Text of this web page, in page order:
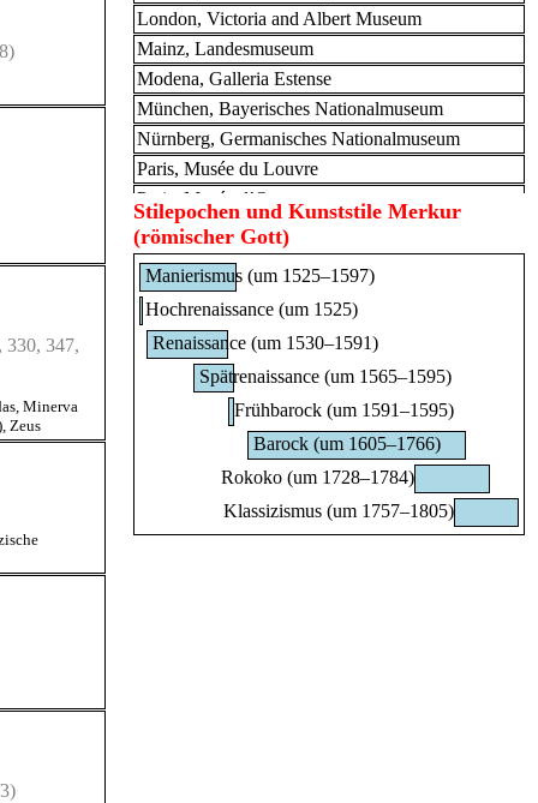
330, 347,
, Minerva
, Zeus
London, Victoria and Albert Museum
Mainz, Landesmuseum
Modena, Galleria Estense
München, Bayerisches Nationalmuseum
Nürnberg, Germanisches Nationalmuseum
Paris, Musée du Louvre
Paris, Musée d’Orsay
Prag, Nationalgalerie im Palais Schwarzenberg
Prag, Nationalgalerie im Palais Sternberg
Prag-Holešovice, Lapidarium
Regensburg, Ostdeutsche Galerie
Schleißheim, Staatsgalerie im Neuen Schloss
Schwäbisch Hall, Kunsthalle Würth, Ausstellung
"Leonhard Kern und Europa" vom 29.03. -
Stuttgart, Landesmuseum Württemberg
Verona, Museo di Castelvecchio
Wien, Kunsthistorisches Museum
Wien, Museum Oberes Belvedere
Stilepochen und Kunststile Merkur
(römischer Gott)
Manierismus (um 1525–1597)
Hochrenaissance (um 1525)
Renaissance (um 1530–1591)
Spätrenaissance (um 1565–1595)
Frühbarock (um 1591–1595)
Barock (um 1605–1766)
Rokoko (um 1728–1784)
Klassizismus (um 1757–1805)